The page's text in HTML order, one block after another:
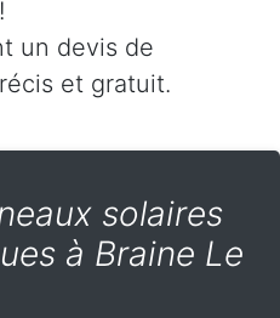
un devis de
et gratuit.
solaires
à Braine Le